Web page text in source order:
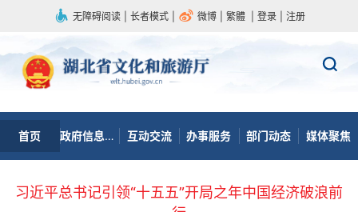
无障碍阅读 长者模式 微博 繁體 登录 注册
首页 政府信息公开 互动交流 办事服务 部门动态 媒体聚焦
习近平总书记引领“十五五”开局之年中国经济破浪前